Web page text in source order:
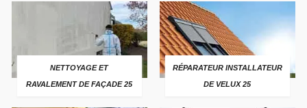
NETTOYAGE ET
RAVALEMENT DE FAÇADE 25
RÉPARATEUR INSTALLATEUR
DE VELUX 25